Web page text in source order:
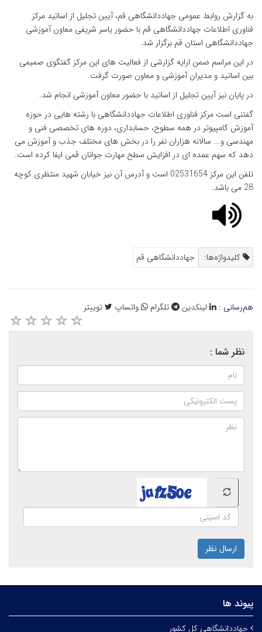
به گزارش روابط عمومی جهاددانشگاهی قم، آیین تجلیل از اساتید مرکز
فناوری اطلاعات جهاددانشگاهی قم با حضور یاسر شریفی معاون آموزشی
جهاددانشگاهی استان قم برگزار شد.
در این مراسم ضمن ارایه گزارشی از فعالیت های این مرکز گفتگوی صمیمی
بین اساتید و مدیران آموزشی و معاون صورت گرفت.
در پایان نیز آیین تجلیل از اساتید با حضور معاون آموزشی انجام شد.
گفتنی است مرکز فناوری اطلاعات جهاددانشگاهی با رشته هایی در حوزه
آموزش کامپیوتر در همه سطوح، حسابداری، دوره های تخصصی فنی و
مهندسی و... سالانه هزاران نفر را در بخش های مختلف جذب و آموزش می
دهد که سهم عمده ای در افزایش سطح مهارت جوانان قمی ایفا کرده است.
تلفن این مرکز 02531654 است و آدرس آن نیز خیابان شهید منتظری کوچه
28 می باشد.
کلیدواژه‌ها: جهاددانشگاهی قم
هم‌رسانی : لینکدین تلگرام واتساپ توییتر
نظر شما :
ارسال نظر
پیوند ها
جهاددانشگاهی کل کشور